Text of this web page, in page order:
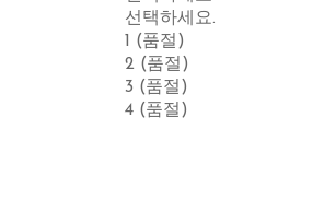
선택하세요.
1 (품절)
2 (품절)
3 (품절)
4 (품절)